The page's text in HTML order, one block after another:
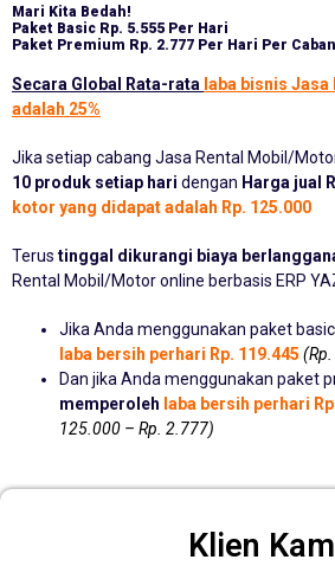
Mari Kita Bedah!
Paket Basic Rp. 5.555 Per Hari
Paket Premium Rp. 2.777 Per Hari Per
Secara Global Rata-rata laba bisnis
adalah 25%
Jika setiap cabang Jasa Rental Mobil/
10 produk setiap hari dengan Harga jual
kotor yang didapat adalah Rp. 125.000
Terus tinggal dikurangi biaya
Rental Mobil/Motor online berbasis ERP
Jika Anda menggunakan paket basic
laba bersih perhari Rp. 119.445
Dan jika Anda menggunakan paket
memperoleh laba bersih perhari
125.000 – Rp. 2.777)
Klien